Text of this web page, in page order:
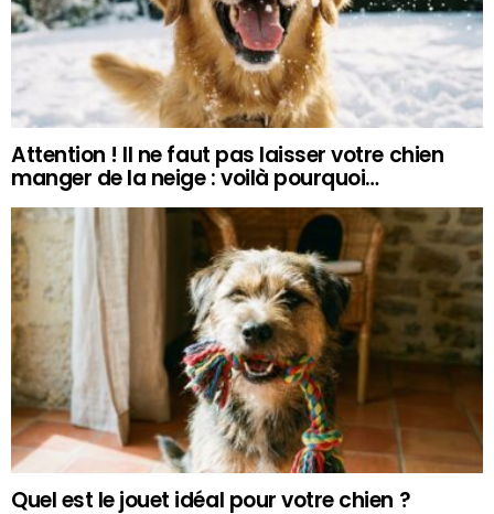
Attention ! Il ne faut pas laisser votre chien
manger de la neige : voilà pourquoi…
Quel est le jouet idéal pour votre chien ?